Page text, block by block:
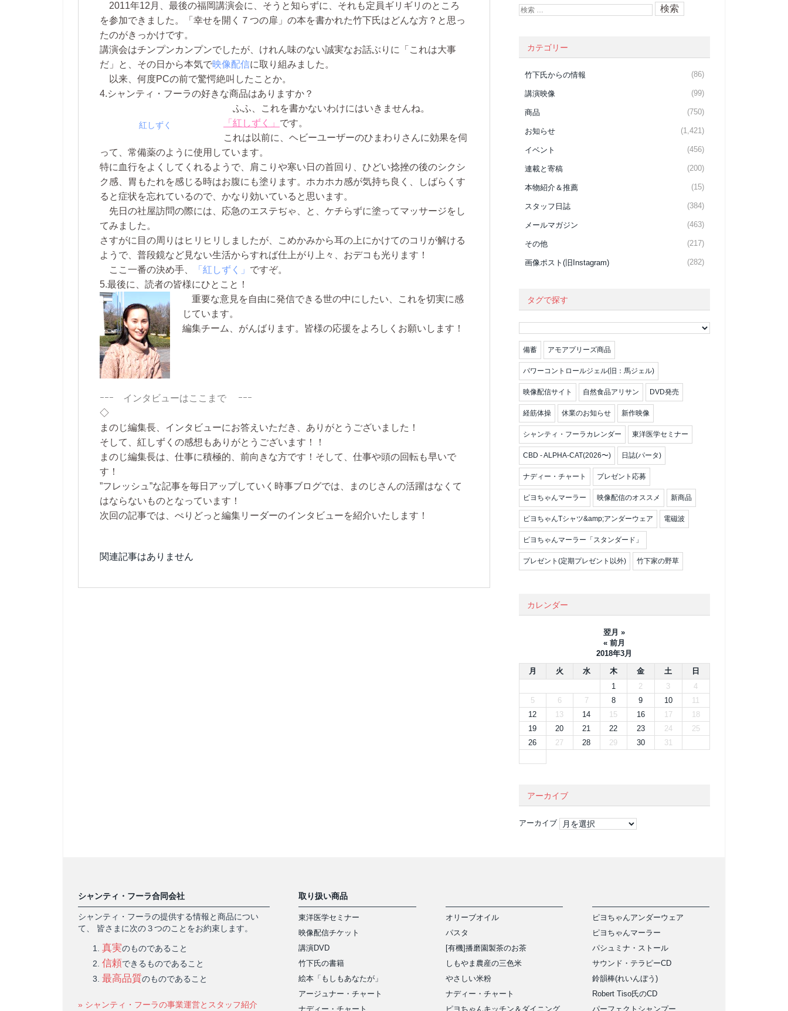
2011年12月、最後の福岡講演会に
、そうと知らずに、それも定員ギリギリのところ
を参加できました。「幸せを開く７つの扉」の本を書かれた竹下氏はどんな方？と思っ
たのがきっかけです。
講演会はチンプンカンプンでしたが、けれん味のない誠実なお話ぶりに「これは大事
だ」と、その日から本気で映像配信に取り組みました。
以来、何度PCの前で驚愕絶叫したことか。
4.シャンティ・フーラの好きな商品はありますか？
紅しずく
ふふ、これを書かないわけにはいきませんね。
「紅しずく」 です。
これは以前に、ヘビーユーザーのひまわりさんに効果を伺
って、常備薬のように使用しています。
特に血行をよくしてくれるようで、肩こりや寒い日の首回り、ひどい捻挫の後のシクシ
ク感、胃もたれを感じる時はお腹にも塗ります。 ホカホカ感が気持ち良く、しばらくす
ると症状を忘れているので、かなり効いていると思います。
先日の社屋訪問の際には、応急のエステぢゃ、と、ケチらずに塗ってマッサージをし
てみました。
さすがに目の周りはヒリヒリしましたが、こめかみから耳の上にかけてのコリが解ける
ようで、普段鏡など見ない生活からすれば仕上がり上々、おデコも光ります！
ここ一番の決め手、
「紅しずく」 ですぞ。
5.最後に、読者の皆様にひとこと！
重要な意見を自由に発信できる世の中にしたい、これを切実に感
じています。
編集チーム、がんばります。皆様の応援をよろしくお願いします！
ｰｰｰ インタビューはここまで ｰｰｰ
◇
まのじ編集長、インタビューにお答えいただき、ありがとうございました！
そして、紅しずくの感想もありがとうございます！！
まのじ編集長は、仕事に積極的、前向きな方です！そして、仕事や頭の回転も早いで
す！
”フレッシュ”な記事を毎日アップしていく時事ブログでは、まのじさんの活躍はなくて
はならないものとなっています！
次回の記事では、ぺりどっと編集リーダーのインタビューを紹介いたします！
関連記事はありません
カテゴリー
竹下氏からの情報 (86)
講演映像 (99)
商品 (750)
お知らせ (1,421)
イベント (456)
連載と寄稿 (200)
本物紹介＆推薦 (15)
スタッフ日誌 (384)
メールマガジン (463)
その他 (217)
画像ポスト(旧Instagram) (282)
タグで探す
備蓄 アモアプリーズ商品
パワーコントロールジェル(旧：馬ジェル)
映像配信サイト 自然食品アリサン DVD発売
経筋体操 休業のお知らせ 新作映像
シャンティ・フーラカレンダー 東洋医学セミナー
CBD - ALPHA-CAT(2026〜) 日誌(パータ)
ナディー・チャート プレゼント応募
ピヨちゃんマーラー 映像配信のオススメ 新商品
ピヨちゃんTシャツ&amp;アンダーウェア 電磁波
ピヨちゃんマーラー「スタンダード」
プレゼント(定期プレゼント以外) 竹下家の野草
カレンダー
翌月 »
« 前月
2018年3月
月
火 水 木 金 土
日
1
2 3
4
5
6 7 8 9 10
11
12
13 14 15 16 17
18
19
20 21 22 23 24
25
26
27 28 29 30 31
アーカイブ
アーカイブ
シャンティ・フーラ合同会社
シャンティ・フーラの提供する情報と商品につい
て、 皆さまに次の３つのことをお約束します。
真実のものであること
信頼できるものであること
最高品質のものであること
» シャンティ・フーラの事業運営とスタッフ紹介
取り扱い商品
東洋医学セミナー
映像配信チケット
講演DVD
竹下氏の書籍
絵本「もしもあなたが」
アージュナー・チャート
ナディー・チャート
オリーブオイル
パスタ
[有機]播磨園製茶のお茶
しもやま農産の三色米
やさしい米粉
ナディー・チャート
ピヨちゃんキッチン＆ダイニング
ピヨちゃんアンダーウェア
ピヨちゃんマーラー
パシュミナ・ストール
サウンド・テラピーCD
鈴韻棒(れいんぼう)
Robert Tiso氏のCD
パーフェクトシャンプー